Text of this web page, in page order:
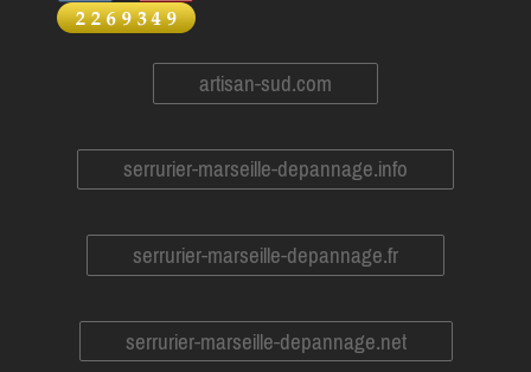
artisan-sud.com
serrurier-marseille-depannage.info
serrurier-marseille-depannage.fr
serrurier-marseille-depannage.net